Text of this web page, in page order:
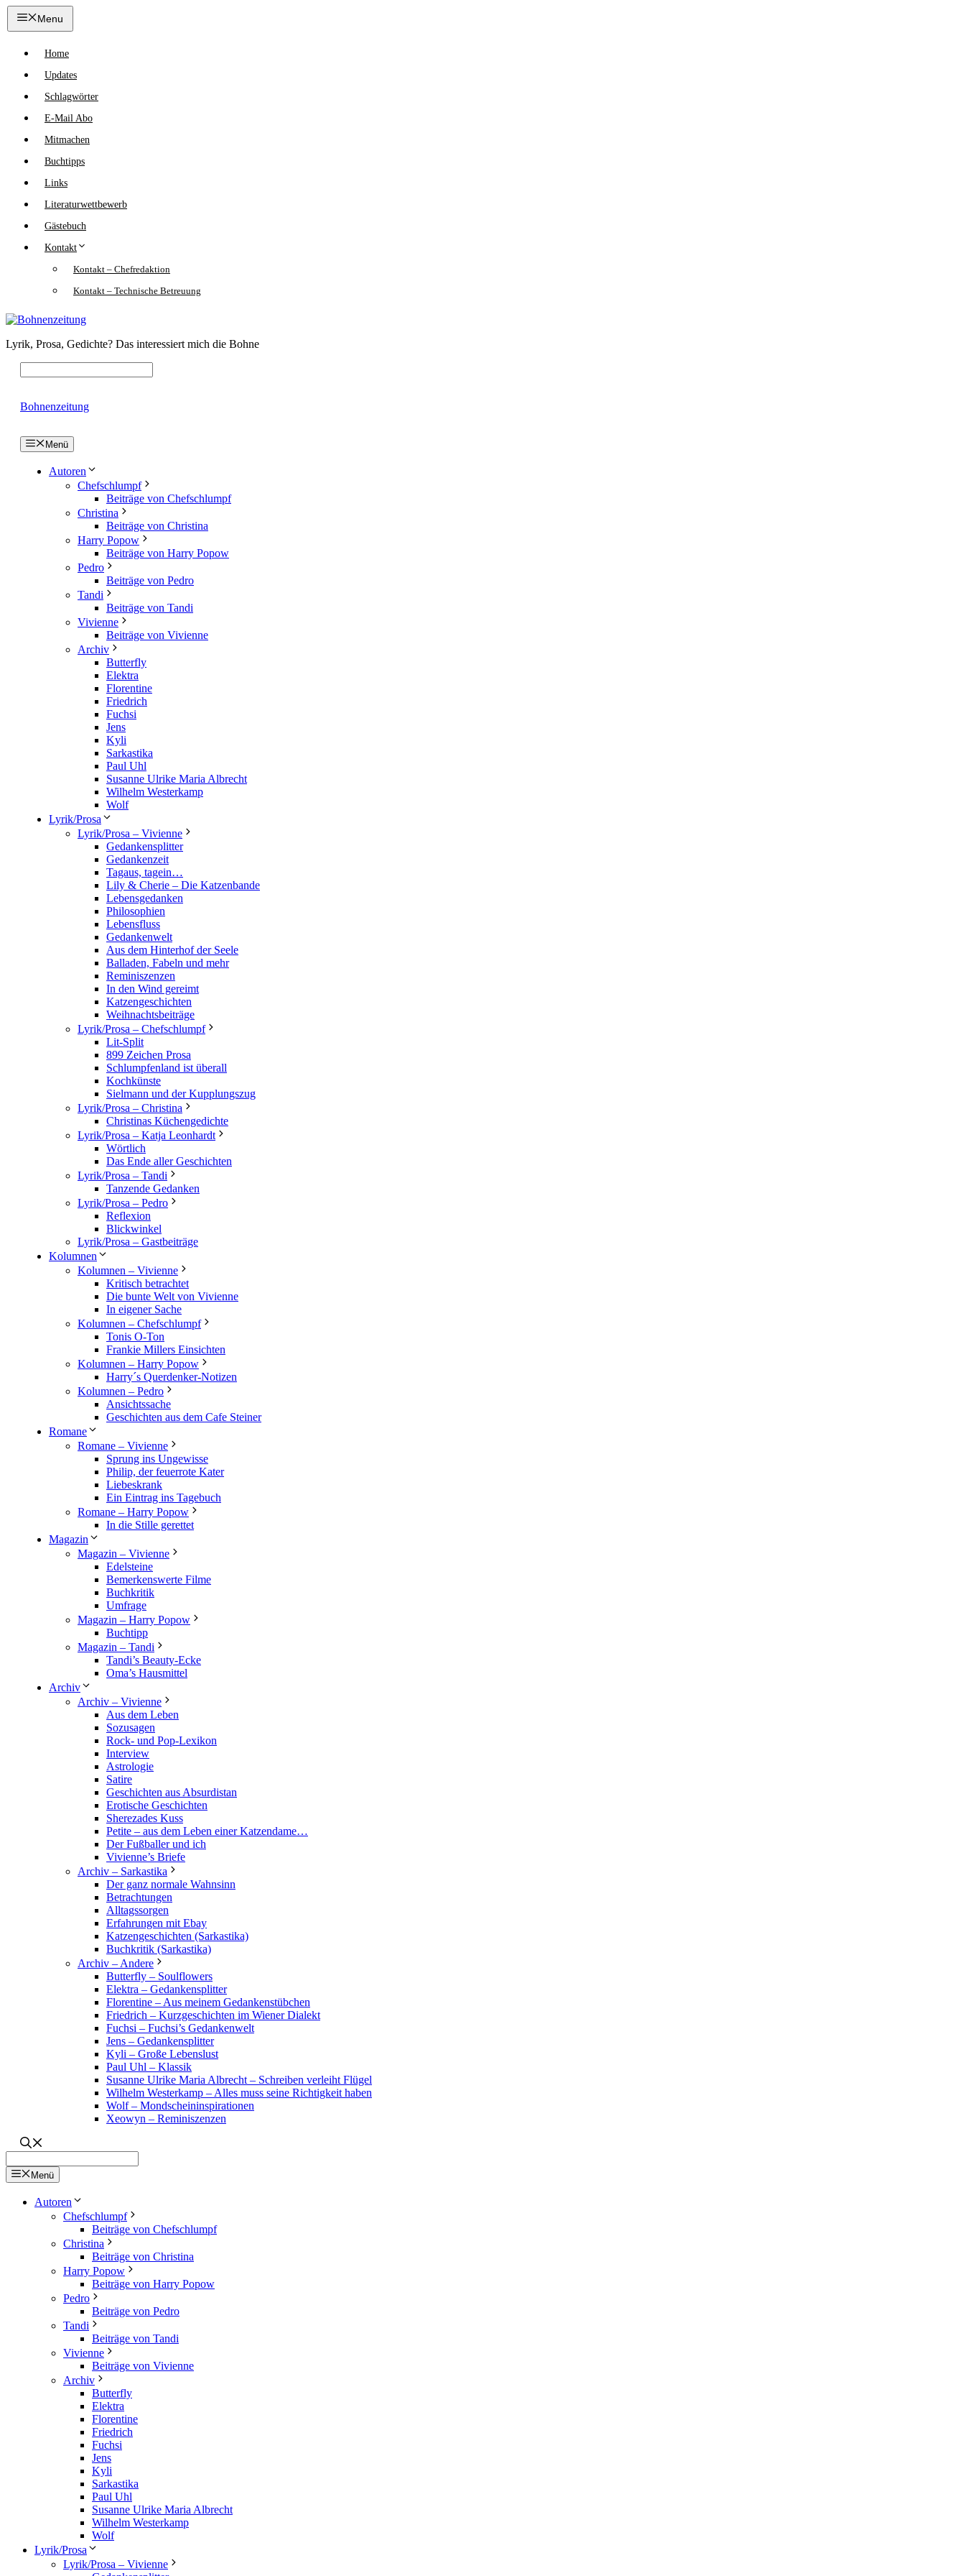
Zum
Inhalt
Menu
Home
Updates
Schlagwörter
E-Mail Abo
Mitmachen
Buchtipps
Links
Literaturwettbewerb
Gästebuch
Kontakt
Kontakt – Chefredaktion
Kontakt – Technische Betreuung
Lyrik, Prosa, Gedichte? Das interessiert mich die Bohne
Bohnenzeitung
Menü
Autoren
Chefschlumpf
Beiträge von Chefschlumpf
Christina
Beiträge von Christina
Harry Popow
Beiträge von Harry Popow
Pedro
Beiträge von Pedro
Tandi
Beiträge von Tandi
Vivienne
Beiträge von Vivienne
Archiv
Butterfly
Elektra
Florentine
Friedrich
Fuchsi
Jens
Kyli
Sarkastika
Paul Uhl
Susanne Ulrike Maria Albrecht
Wilhelm Westerkamp
Wolf
Lyrik/Prosa
Lyrik/Prosa – Vivienne
Gedankensplitter
Gedankenzeit
Tagaus, tagein…
Lily & Cherie – Die Katzenbande
Lebensgedanken
Philosophien
Lebensfluss
Gedankenwelt
Aus dem Hinterhof der Seele
Balladen, Fabeln und mehr
Reminiszenzen
In den Wind gereimt
Katzengeschichten
Weihnachtsbeiträge
Lyrik/Prosa – Chefschlumpf
Lit-Split
899 Zeichen Prosa
Schlumpfenland ist überall
Kochkünste
Sielmann und der Kupplungszug
Lyrik/Prosa – Christina
Christinas Küchengedichte
Lyrik/Prosa – Katja Leonhardt
Wörtlich
Das Ende aller Geschichten
Lyrik/Prosa – Tandi
Tanzende Gedanken
Lyrik/Prosa – Pedro
Reflexion
Blickwinkel
Lyrik/Prosa – Gastbeiträge
Kolumnen
Kolumnen – Vivienne
Kritisch betrachtet
Die bunte Welt von Vivienne
In eigener Sache
Kolumnen – Chefschlumpf
Tonis O-Ton
Frankie Millers Einsichten
Kolumnen – Harry Popow
Harry´s Querdenker-Notizen
Kolumnen – Pedro
Ansichtssache
Geschichten aus dem Cafe Steiner
Romane
Romane – Vivienne
Sprung ins Ungewisse
Philip, der feuerrote Kater
Liebeskrank
Ein Eintrag ins Tagebuch
Romane – Harry Popow
In die Stille gerettet
Magazin
Magazin – Vivienne
Edelsteine
Bemerkenswerte Filme
Buchkritik
Umfrage
Magazin – Harry Popow
Buchtipp
Magazin – Tandi
Tandi’s Beauty-Ecke
Oma’s Hausmittel
Archiv
Archiv – Vivienne
Aus dem Leben
Sozusagen
Rock- und Pop-Lexikon
Interview
Astrologie
Satire
Geschichten aus Absurdistan
Erotische Geschichten
Sherezades Kuss
Petite – aus dem Leben einer Katzendame…
Der Fußballer und ich
Vivienne’s Briefe
Archiv – Sarkastika
Der ganz normale Wahnsinn
Betrachtungen
Alltagssorgen
Erfahrungen mit Ebay
Katzengeschichten (Sarkastika)
Buchkritik (Sarkastika)
Archiv – Andere
Butterfly – Soulflowers
Elektra – Gedankensplitter
Florentine – Aus meinem Gedankenstübchen
Friedrich – Kurzgeschichten im Wiener Dialekt
Fuchsi – Fuchsi’s Gedankenwelt
Jens – Gedankensplitter
Kyli – Große Lebenslust
Paul Uhl – Klassik
Susanne Ulrike Maria Albrecht – Schreiben verleiht Flügel
Wilhelm Westerkamp – Alles muss seine Richtigkeit haben
Wolf – Mondscheininspirationen
Xeowyn – Reminiszenzen
Menü
Autoren
Chefschlumpf
Beiträge von Chefschlumpf
Christina
Beiträge von Christina
Harry Popow
Beiträge von Harry Popow
Pedro
Beiträge von Pedro
Tandi
Beiträge von Tandi
Vivienne
Beiträge von Vivienne
Archiv
Butterfly
Elektra
Florentine
Friedrich
Fuchsi
Jens
Kyli
Sarkastika
Paul Uhl
Susanne Ulrike Maria Albrecht
Wilhelm Westerkamp
Wolf
Lyrik/Prosa
Lyrik/Prosa – Vivienne